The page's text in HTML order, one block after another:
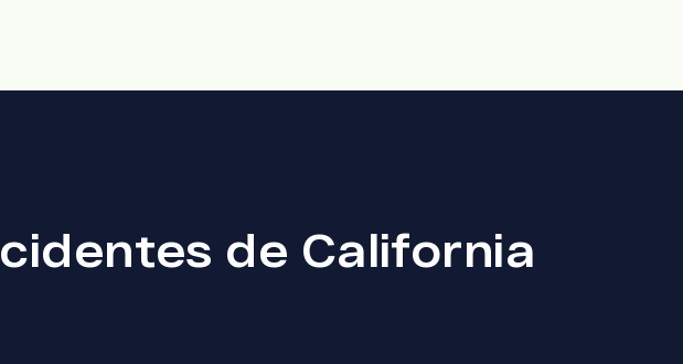
de California